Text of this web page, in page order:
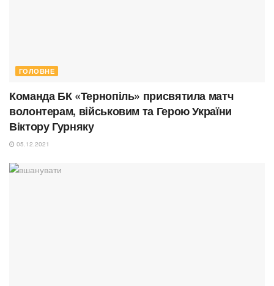
ГОЛОВНЕ
Команда БК «Тернопіль» присвятила матч
волонтерам, військовим та Герою України
Віктору Гурняку
05.12.2021